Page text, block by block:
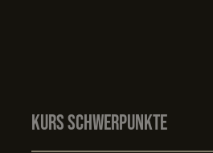
Kurs Schwerpunkte